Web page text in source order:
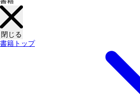
閉じる
書籍トップ